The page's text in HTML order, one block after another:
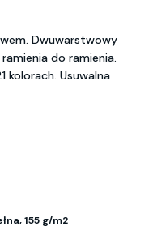
Dwuwarstwowy
do ramienia.
kolorach. Usuwalna
155 g/m2